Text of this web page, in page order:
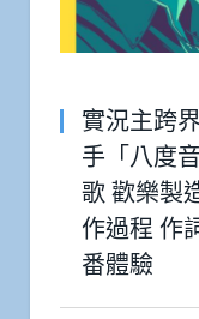
實況主跨
手「八度
歌 歡樂製
作過程 作
番體驗